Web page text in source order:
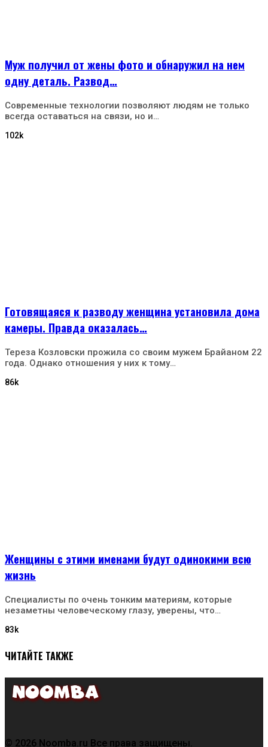
Муж получил от жены фото и обнаружил на нем
одну деталь. Развод…
Современные технологии позволяют людям не только
всегда оставаться на связи, но и…
102k
Готовящаяся к разводу женщина установила дома
камеры. Правда оказалась…
Тереза Козловски прожила со своим мужем Брайаном 22
года. Однако отношения у них к тому…
86k
Женщины с этими именами будут одинокими всю
жизнь
Специалисты по очень тонким материям, которые
незаметны человеческому глазу, уверены, что…
83k
ЧИТАЙТЕ ТАКЖЕ
© 2026 Noomba.ru Все права защищены.